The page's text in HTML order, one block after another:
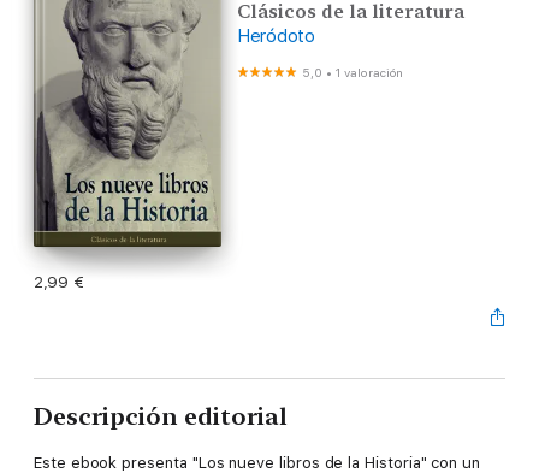
Clásicos de la literatura
Heródoto
5,0 •1 valoración
2,99 €
Descripción editorial
Este ebook presenta "Los nueve libros de la Historia" con un